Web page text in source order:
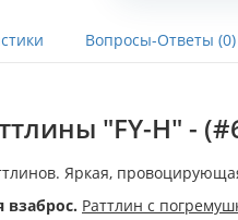
Вопросы-Ответы (0)
"FY-H" -
Яркая,
взаброс. Раттлин с